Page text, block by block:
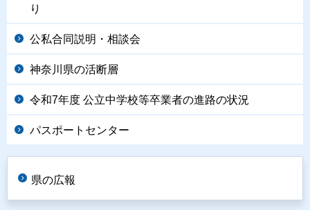
り
公私合同説明・相談会
神奈川県の活断層
令和7年度 公立中学校等卒業者の進路の状況
パスポートセンター
県の広報